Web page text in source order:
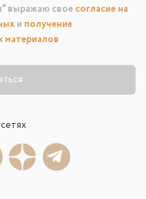
выражаю свое согласие на
и получение
материалов